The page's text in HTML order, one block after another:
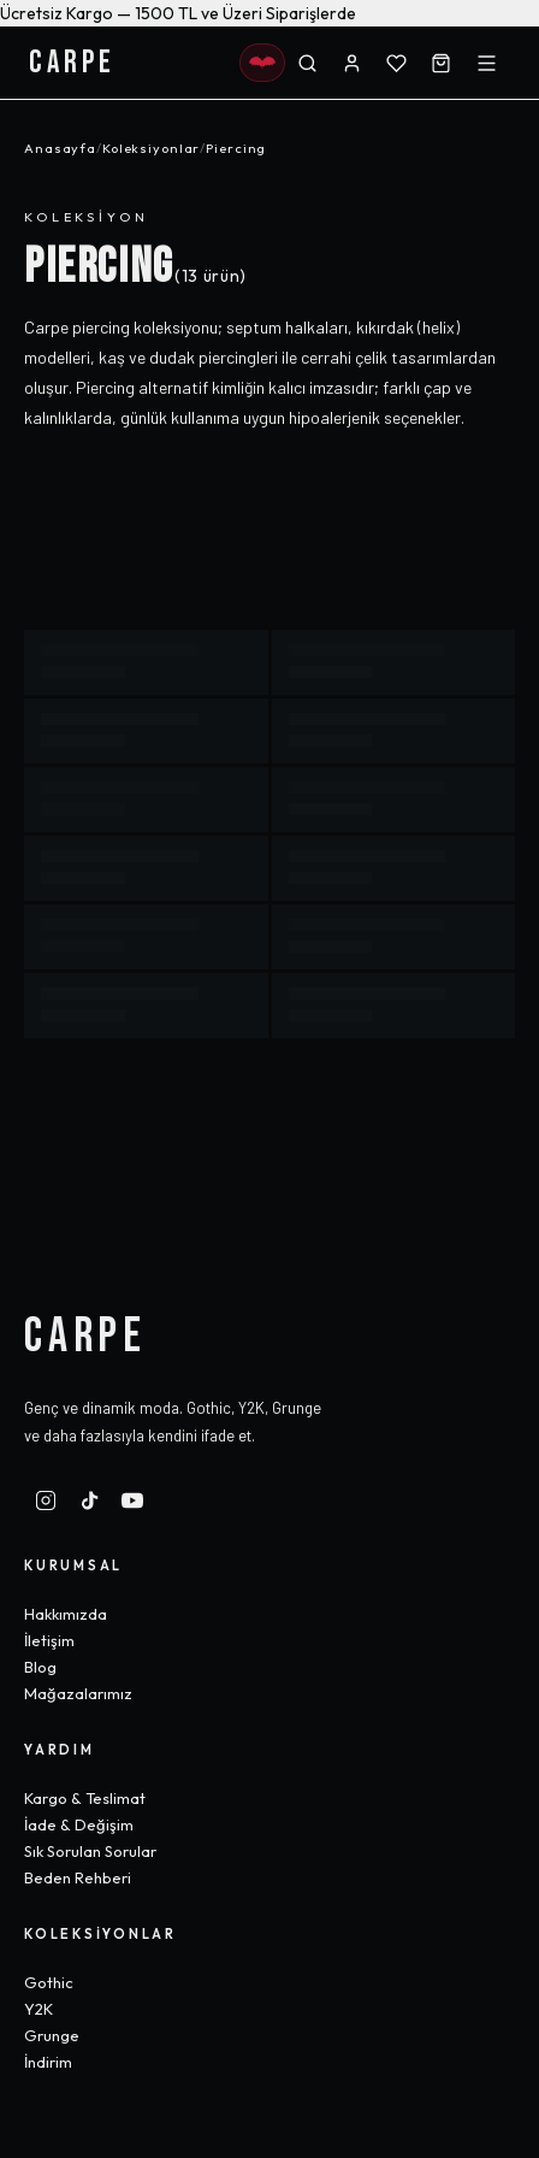
Ücretsiz Kargo — 1500 TL ve Üzeri Siparişlerde
CARPE
Anasayfa/Koleksiyonlar/Piercing
KOLEKSIYON
PIERCING(13 ürün)
Carpe piercing koleksiyonu; septum halkaları, kıkırdak (helix)
modelleri, kaş ve dudak piercingleri ile cerrahi çelik tasarımlardan
oluşur. Piercing alternatif kimliğin kalıcı imzasıdır; farklı çap ve
kalınlıklarda, günlük kullanıma uygun hipoalerjenik seçenekler.
CARPE
Genç ve dinamik moda. Gothic, Y2K, Grunge
ve daha fazlasıyla kendini ifade et.
KURUMSAL
Hakkımızda
İletişim
Blog
Mağazalarımız
YARDIM
Kargo & Teslimat
İade & Değişim
Sık Sorulan Sorular
Beden Rehberi
KOLEKSIYONLAR
Gothic
Y2K
Grunge
İndirim